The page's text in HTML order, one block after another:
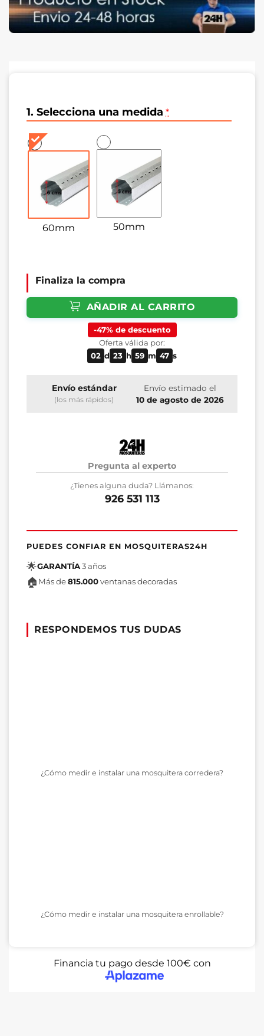
1. Selecciona una medida *
60mm 50mm
Finaliza la compra
AÑADIR AL CARRITO
-47% de descuento
Oferta válida por:
02 d 23 h 59 m 46 s
Envío estándar
(los más rápidos)
Envío estimado el
10 de agosto de 2026
Pregunta al experto
¿Tienes alguna duda? Llámanos:
926 531 113
PUEDES CONFIAR EN MOSQUITERAS24H
🌟GARANTÍA3 años
🏠 Más de815.000ventanas decoradas
RESPONDEMOS TUS DUDAS
¿Cómo medir e instalar una mosquitera corredera?
¿Cómo medir e instalar una mosquitera enrollable?
Financia tu pago desde 100€ con